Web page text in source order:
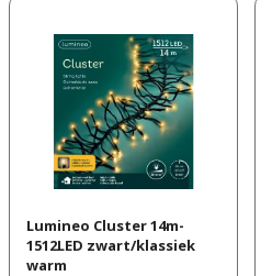
Lumineo Cluster 14m-
1512LED zwart/klassiek
warm